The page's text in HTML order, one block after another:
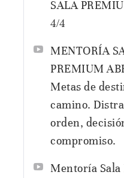
SALA
4/4
MENTORÍA
PREMIUM
Metas de
camino.
orden,
compromiso.
Mentoría